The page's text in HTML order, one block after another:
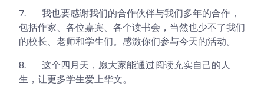
7.
我也要感谢我们的合作伙伴与我们多年的合作，
包括作家、各位嘉宾、各个读书会，当然也少不了我们
的校长、老师和学生们。感激你们参与今天的活动。
8.
这个四月天，愿大家能通过阅读充实自己的人
生，让更多学生爱上华文。